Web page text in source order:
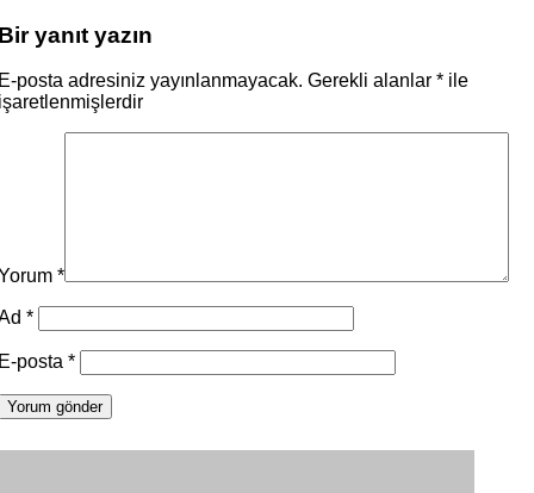
yanıt yazın
posta adresiniz yayınlanmayacak. Gerekli alanlar * ile
*
*
posta *